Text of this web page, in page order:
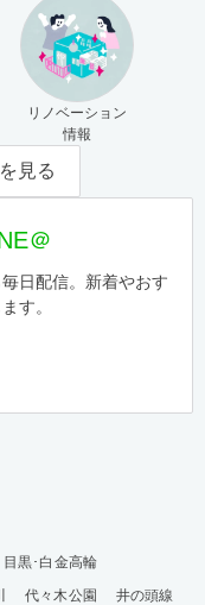
リノベーション
情報
見る
＠
日配信。新着やおす
す。
目黒･白金高輪
代々木公園
井の頭線